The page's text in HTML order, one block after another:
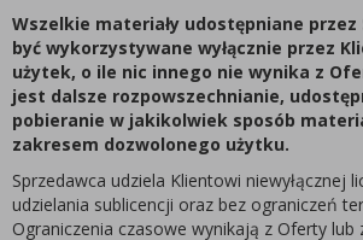
Wszelkie materiały udostępniane przez
być wykorzystywane wyłącznie przez
użytek, o ile nic innego nie wynika z
jest dalsze rozpowszechnianie,
pobieranie w jakikolwiek sposób
zakresem dozwolonego użytku.
Sprzedawca udziela Klientowi niewyłącznej
udzielania sublicencji oraz bez ograniczeń
Ograniczenia czasowe wynikają z Oferty lub